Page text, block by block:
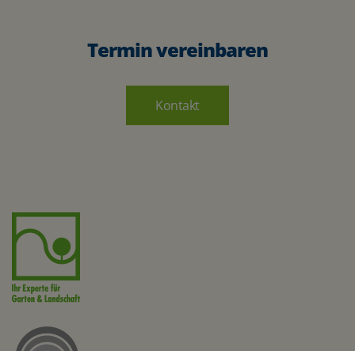
Termin vereinbaren
Kontakt